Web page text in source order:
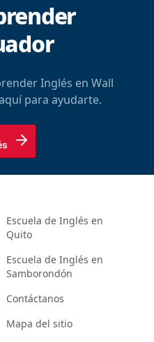
Inglés en Wall
para ayudarte.
Escuela de Inglés en
Quito
Escuela de Inglés en
Samborondón
Contáctanos
Mapa del sitio